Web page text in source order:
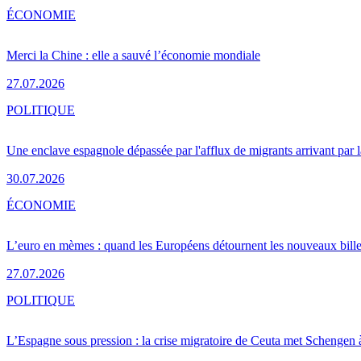
Merci la Chine : elle a sauvé l’économie mondiale
27.07.2026
ÉCONOMIE
Une enclave espagnole dépassée par l'afflux de migrants arrivant par
30.07.2026
POLITIQUE
L’euro en mèmes : quand les Européens détournent les nouveaux
27.07.2026
ÉCONOMIE
L’Espagne sous pression : la crise migratoire de Ceuta met Schengen
POLITIQUE